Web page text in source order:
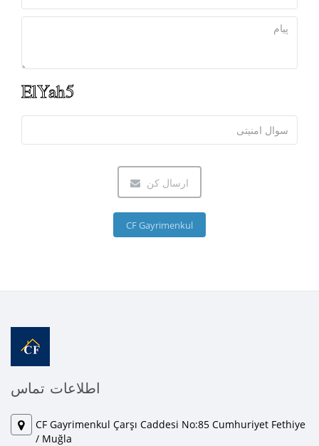
ارسال کن
CF Gayrimenkul
اطلاعات تماس
CF Gayrimenkul Çarşı Caddesi No:85 Cumhuriyet Fethiye
/ Muğla